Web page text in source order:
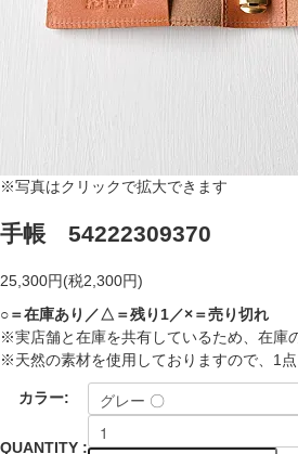
※写真はクリックで拡大できます
手帳 54222309370
25,300円(税2,300円)
○＝在庫あり／△＝残り1／×＝売り切れ
※実店舗と在庫を共有しているため、在庫
※天然の素材を使用しておりますので、1
カラー:
QUANTITY :